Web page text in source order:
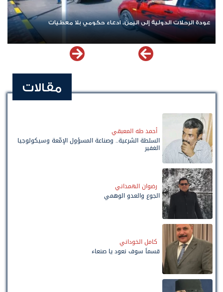
عودة الرحلات الدولية إلى اليمن.. ادعاء حكومي بلا معطيات
مقالات
أحمد طه المعبقي
السلطة الشرعية.. وصناعة المسؤول الإمّعة وسيكولوجيا
الغفير
رضوان الهمداني
الجوع والعدو الوهمي
كامل الخوداني
قسماً سوف نعود يا صنعاء